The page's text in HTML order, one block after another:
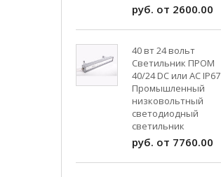
руб. от 2600.00
40 вт 24 вольт
Светильник ПРОМ
40/24 DC или AC IP67
Промышленный
низковольтный
светодиодный
светильник
руб. от 7760.00